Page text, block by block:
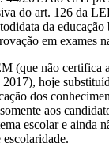
do art. 126 da
da educação
em exames
(que não certifica
2017), hoje
dos
aos
escolar e ainda